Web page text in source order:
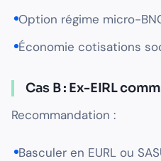
Option régime micro-
Économie cotisations
Cas B : Ex-EIRL
Recommandation :
Basculer en EURL ou